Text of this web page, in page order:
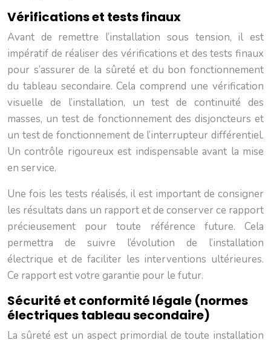
Vérifications et tests finaux
Avant de remettre l’installation sous tension, il est
impératif de réaliser des vérifications et des tests finaux
pour s’assurer de la sûreté et du bon fonctionnement
du tableau secondaire. Cela comprend une vérification
visuelle de l’installation, un test de continuité des
masses, un test de fonctionnement des disjoncteurs et
un test de fonctionnement de l’interrupteur différentiel.
Un contrôle rigoureux est indispensable avant la mise
en service.
Une fois les tests réalisés, il est important de consigner
les résultats dans un rapport et de conserver ce rapport
précieusement pour toute référence future. Cela
permettra de suivre l’évolution de l’installation
électrique et de faciliter les interventions ultérieures.
Ce rapport est votre garantie pour le futur.
Sécurité et conformité légale (normes
électriques tableau secondaire)
La sûreté est un aspect primordial de toute installation